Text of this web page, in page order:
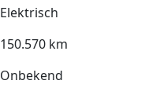
Elektrisch
150.570 km
Onbekend